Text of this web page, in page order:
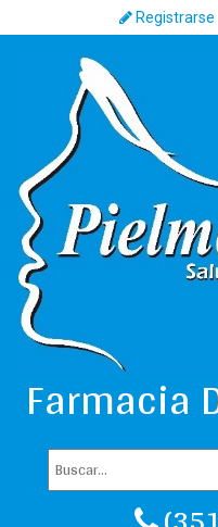
Registrarse
Farmacia